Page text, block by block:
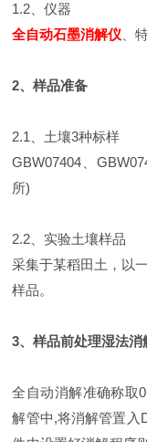
1.2、仪器
全自动石墨消解仪 、
2、样品准备
2.1、土壤3种标样
GBW07404、
所)
2.2、实验土壤样品
采集于某稻田土，以
样品。
3、样品前处理湿法消
全自动消解准确称取
解管中,将消解管置入